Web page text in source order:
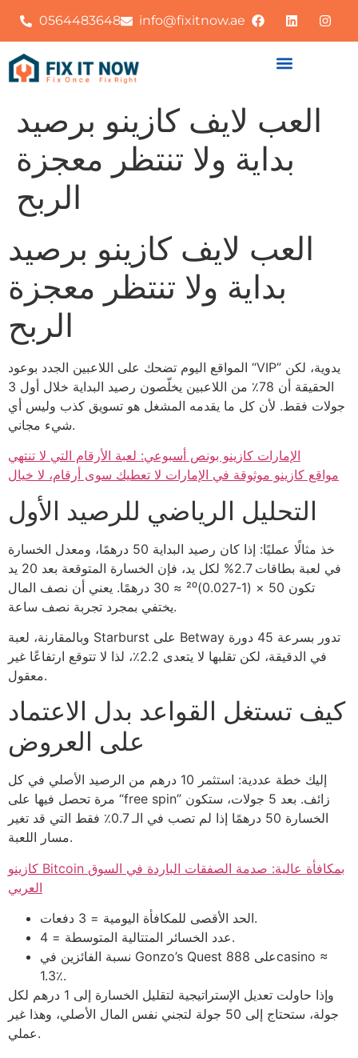
0564483648 info@fixitnow.ae
العب لايف كازينو برصيد
بداية ولا تنتظر معجزة
الربح
العب لايف كازينو برصيد
بداية ولا تنتظر معجزة
الربح
المواقع اليوم تضحك على اللاعبين الجدد بوعود “VIP” يدوية، لكن
الحقيقة أن 78٪ من اللاعبين يخلّصون رصيد البداية خلال أول 3
جولات فقط. لأن كل ما يقدمه المشغل هو تسويق كذب وليس أي
شيء مجاني.
الإمارات كازينو بونص أسبوعي: لعبة الأرقام التي لا تنتهي
مواقع كازينو موثوقة في الإمارات لا تعطيك سوى أرقام، لا خيال
التحليل الرياضي للرصيد الأول
خذ مثالًا عمليًا: إذا كان رصيد البداية 50 درهمًا، ومعدل الخسارة
في لعبة بطاقات 2.7% لكل يد، فإن الخسارة المتوقعة بعد 20 يد
تكون 50 × (1‑0.027)²⁰ ≈ 30 درهمًا. يعني أن نصف المال
يختفي بمجرد تجربة نصف ساعة.
وبالمقارنة، لعبة Starburst على Betway تدور بسرعة 45 دورة
في الدقيقة، لكن تقلبها لا يتعدى 2.2٪، لذا لا تتوقع ارتفاعًا غير
معقول.
كيف تستغل القواعد بدل الاعتماد
على العروض
إليك خطة عددية: استثمر 10 درهم من الرصيد الأصلي في كل
مرة تحصل فيها على “free spin” زائف. بعد 5 جولات، ستكون
الخسارة 50 درهمًا إذا لم تصب في الـ 0.7٪ فقط التي قد تغير
مسار اللعبة.
كازينو Bitcoin بمكافأة عالية: صدمة الصفقات الباردة في السوق
العربي
الحد الأقصى للمكافأة اليومية = 3 دفعات.
عدد الخسائر المتتالية المتوسطة = 4.
نسبة الفائزين في Gonzo’s Quest على 888casino ≈
1.3٪.
وإذا حاولت تعديل الإستراتيجية لتقليل الخسارة إلى 1 درهم لكل
جولة، ستحتاج إلى 50 جولة لتجني نفس المال الأصلي، وهذا غير
عملي.